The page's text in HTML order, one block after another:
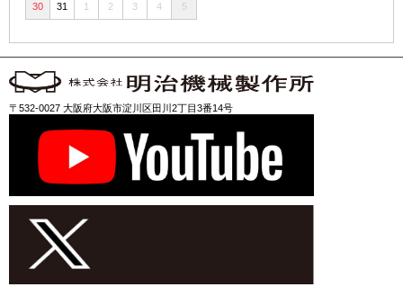
30 31 1 2 3 4 5
〒532-0027 大阪府大阪市淀川区田川2丁目3番14号